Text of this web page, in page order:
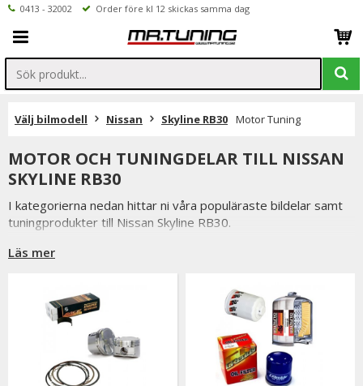
0413 - 32002 Order före kl 12 skickas samma dag
Välj bilmodell Nissan Skyline RB30 Motor Tuning
MOTOR OCH TUNINGDELAR TILL NISSAN
SKYLINE RB30
I kategorierna nedan hittar ni våra populäraste bildelar samt
tuningprodukter till Nissan Skyline RB30.
Är det ni undrar över eller saknar i vårt sortiment är ni
Inne på valfri produktsidan hittar ni ett formulär för att enkelt
ställa en fråga.
Läs mer